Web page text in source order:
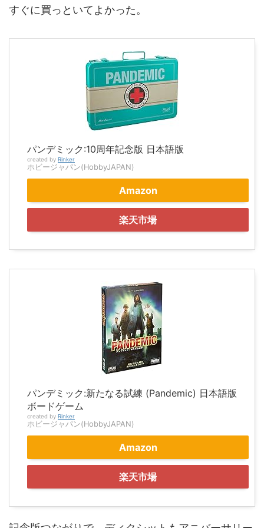
すぐに買っといてよかった。
パンデミック:10周年記念版 日本語版
created by Rinker
ホビージャパン(HobbyJAPAN)
Amazon
楽天市場
パンデミック:新たなる試練 (Pandemic) 日本語版
ボードゲーム
created by Rinker
ホビージャパン(HobbyJAPAN)
Amazon
楽天市場